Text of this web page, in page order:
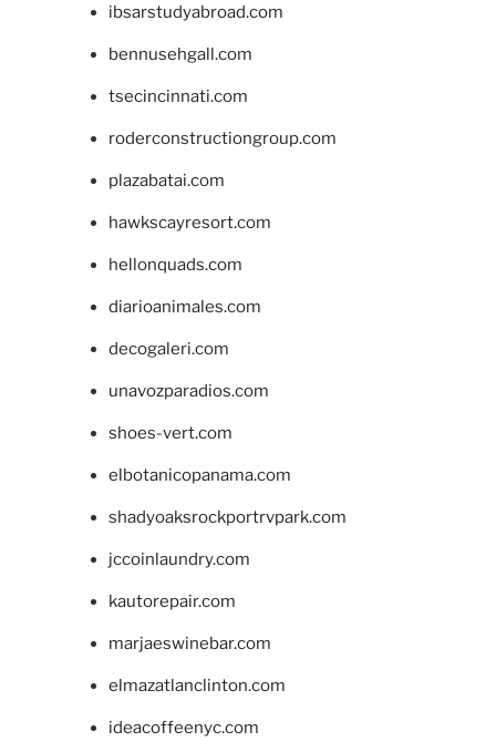
ibsarstudyabroad.com
bennusehgall.com
tsecincinnati.com
roderconstructiongroup.com
plazabatai.com
hawkscayresort.com
hellonquads.com
diarioanimales.com
decogaleri.com
unavozparadios.com
shoes-vert.com
elbotanicopanama.com
shadyoaksrockportrvpark.com
jccoinlaundry.com
kautorepair.com
marjaeswinebar.com
elmazatlanclinton.com
ideacoffeenyc.com